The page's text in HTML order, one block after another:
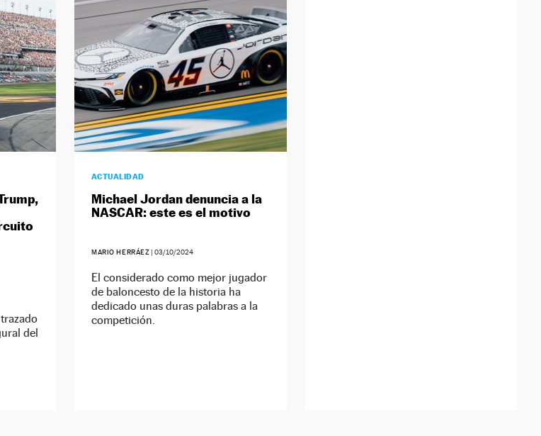
del
ACTUALIDAD
Michael Jordan denuncia a la
NASCAR: este es el motivo
MARIO HERRÁEZ |03/10/2024
El considerado como mejor jugador
de baloncesto de la historia ha
dedicado unas duras palabras a la
competición.